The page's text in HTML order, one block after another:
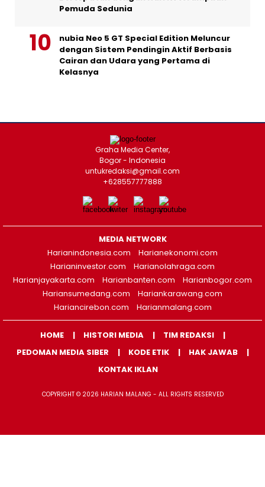
Pemuda Sedunia
nubia Neo 5 GT Special Edition Meluncur
dengan Sistem Pendingin Aktif Berbasis
Cairan dan Udara yang Pertama di
Kelasnya
Graha Media Center,
Bogor - Indonesia
untukredaksi@gmail.com
+628557777888
MEDIA NETWORK
Harianindonesia.com
Harianekonomi.com
Harianinvestor.com
Harianolahraga.com
Harianjayakarta.com
Harianbanten.com
Harianbogor.com
Hariansumedang.com
Hariankarawang.com
Hariancirebon.com
Harianmalang.com
HOME HISTORI MEDIA
TIM REDAKSI
PEDOMAN MEDIA SIBER
KODE ETIK
HAK JAWAB
KONTAK IKLAN
COPYRIGHT © 2026 HARIAN MALANG - ALL RIGHTS RESERVED